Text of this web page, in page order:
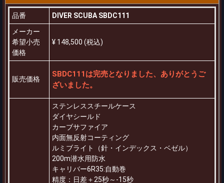
品番
DIVER SCUBA SBDC111
メーカー
希望小売
価格
¥ 148,500 (税込)
販売価格
SBDC111は完売となりました、ありがとうご
ざいました。
ステンレススチールケース
ダイヤシールド
カーブサファイア
内面無反射コーティング
ルミブライト（針・インデックス・ベゼル）
200m潜水用防水
キャリバー6R35:自動巻
精度：日差＋25秒～-15秒